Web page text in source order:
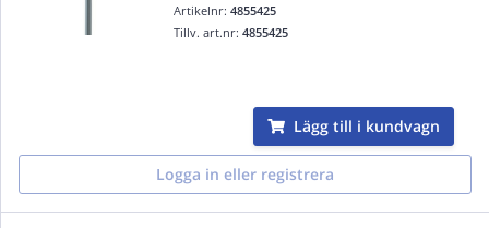
Artikelnr:4855425
Tillv. art.nr:4855425
Lägg till i kundvagn
Logga in eller registrera